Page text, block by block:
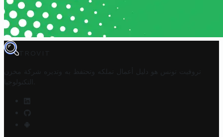
TROVIT
تروفيت تونس هو دليل أعمال تملكه وتحتفظ به وتديره
شركة مخزن
التكنولوجيا